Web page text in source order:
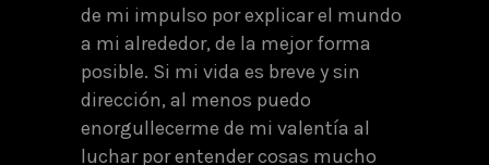
de mi impulso por explicar el mundo
a mi alrededor, de la mejor forma
posible. Si mi vida es breve y sin
dirección, al menos puedo
enorgullecerme de mi valentía al
luchar por entender cosas mucho